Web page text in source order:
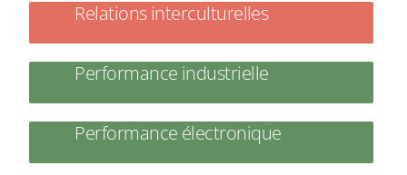
Relations interculturelles
Performance industrielle
Performance électronique